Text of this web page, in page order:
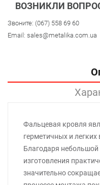
ВОЗНИКЛИ
Звоните: (067) 558 69 60
Email: sales@metalika.com.ua
Фальцевая кровля
герметичных и
Благодаря
изготовления
значительно